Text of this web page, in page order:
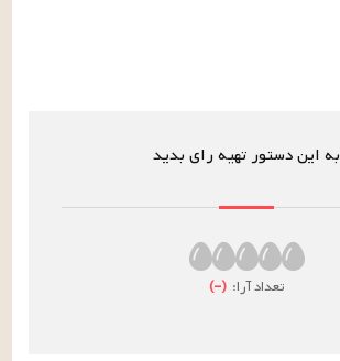
به این دستور تهیه رای بدید
تعداد آرا: (
–
)